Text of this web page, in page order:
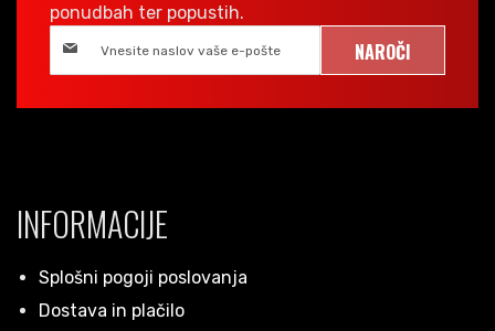
ponudbah ter popustih.
NAROČI
INFORMACIJE
Splošni pogoji poslovanja
Dostava in plačilo